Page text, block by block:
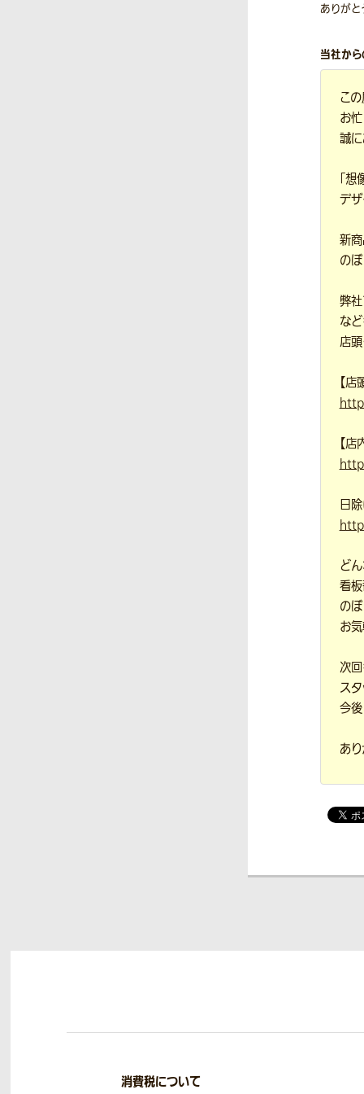
ありがと
当社か
こ
お
誠
「
デ
新
の
弊
な
店頭
【店
【店
日
ど
看板
の
お
次
ス
今
あ
消費税について